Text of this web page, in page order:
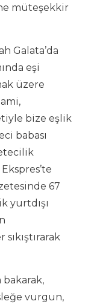
müteşekkir
Galata’da
eşi
üzere
bize eşlik
babası
67
yurtdışı
bakarak,
vurgun,